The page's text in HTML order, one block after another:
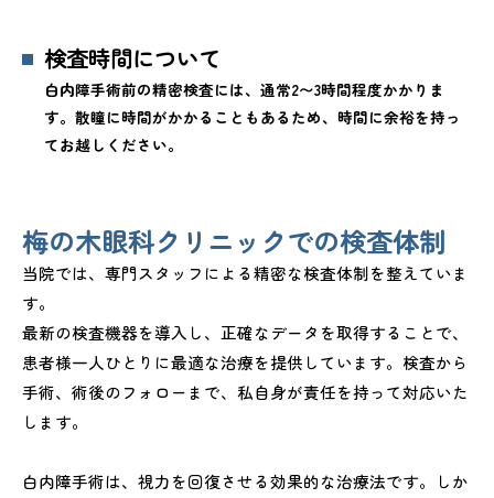
検査時間について
白内障手術前の精密検査には、通常2〜3時間程度かかりま
す。散瞳に時間がかかることもあるため、時間に余裕を持っ
てお越しください。
梅の木眼科クリニックでの検査体制
当院では、専門スタッフによる精密な検査体制を整えていま
す。
最新の検査機器を導入し、正確なデータを取得することで、
患者様一人ひとりに最適な治療を提供しています。検査から
手術、術後のフォローまで、私自身が責任を持って対応いた
します。
白内障手術は、視力を回復させる効果的な治療法です。しか